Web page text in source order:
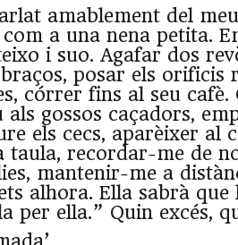
amablement del
a una nena petita.
i suo. Agafar dos
posar els orificis
córrer fins al seu cafè.
als gossos caçadors,
els cecs, aparèixer al
taula, recordar-me de
mantenir-me a
alhora. Ella sabrà que
per ella.” Quin excés,